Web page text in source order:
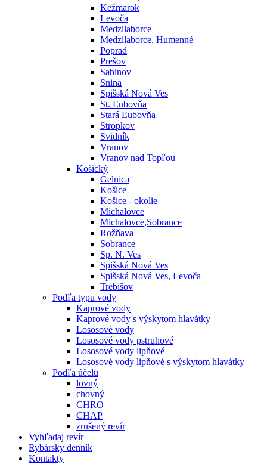
Kežmarok
Levoča
Medzilaborce
Medzilaborce, Humenné
Poprad
Prešov
Sabinov
Snina
Spišská Nová Ves
St. Ľubovňa
Stará Ľubovňa
Stropkov
Svidník
Vranov
Vranov nad Topľou
Košický
Gelnica
Košice
Košice - okolie
Michalovce
Michalovce,Sobrance
Rožňava
Sobrance
Sp. N. Ves
Spišská Nová Ves
Spišská Nová Ves, Levoča
Trebišov
Podľa typu vody
Kaprové vody
Kaprové vody s výskytom hlavátky
Lososové vody
Lososové vody pstruhové
Lososové vody lipňové
Lososové vody lipňové s výskytom hlavátky
Podľa účelu
lovný
chovný
CHRO
CHAP
zrušený revír
Vyhľadaj revír
Rybársky denník
Kontakty